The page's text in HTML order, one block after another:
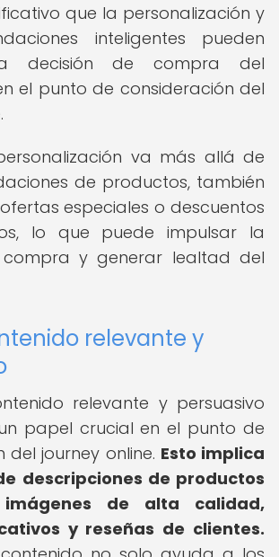
que la personalización y
inteligentes pueden
decisión de compra del
el punto de consideración del
va más allá de
de productos, también
especiales o descuentos
lo que puede impulsar la
compra y generar lealtad del
relevante y
relevante y persuasivo
papel crucial en el punto de
del journey online. Esto implica
descripciones de productos
imágenes de alta calidad,
y reseñas de clientes.